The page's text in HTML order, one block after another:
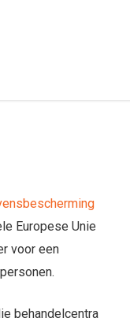
Europese Unie
voor een
behandelcentra